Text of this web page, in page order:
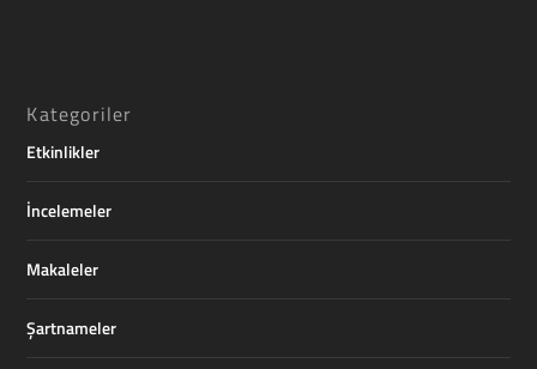
Kategoriler
Etkinlikler
İncelemeler
Makaleler
Şartnameler